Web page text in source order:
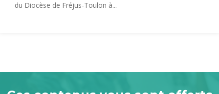
du Diocèse de Fréjus-Toulon à...